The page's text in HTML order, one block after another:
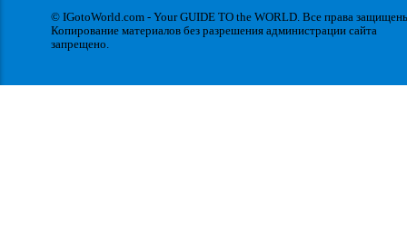
© IGotoWorld.com - Your GUIDE TO the WORLD. Все права
Копирование материалов без разрешения администрации сайта
запрещено.